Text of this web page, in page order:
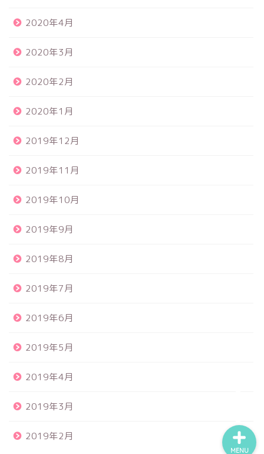
2020年4月
2020年3月
2020年2月
2020年1月
2019年12月
2019年11月
2019年10月
2019年9月
2019年8月
2019年7月
2019年6月
2019年5月
2019年4月
2019年3月
2019年2月
MENU